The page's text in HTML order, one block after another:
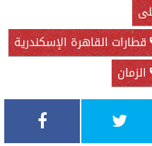
قطارات القاهرة الإسكندرية
الزمان